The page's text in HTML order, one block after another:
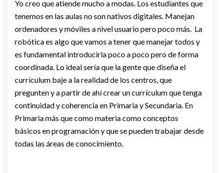
Yo creo que atiende mucho a modas. Los estudiantes que
tenemos en las aulas no son nativos digitales. Manejan
ordenadores y móviles a nivel usuario pero poco más. La
robótica es algo que vamos a tener que manejar todos y
es fundamental introducirla poco a poco pero de forma
coordinada. Lo ideal sería que la gente que diseña el
currículum baje a la realidad de los centros, que
pregunten y a partir de ahí crear un currículum que tenga
continuidad y coherencia en Primaria y Secundaria. En
Primaria más que como materia como conceptos
básicos en programación y que se pueden trabajar desde
todas las áreas de conocimiento.